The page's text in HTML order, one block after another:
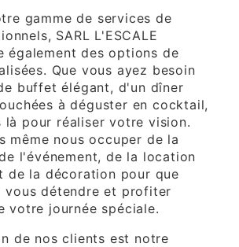
gamme de services de
SARL L'ESCALE
également des options de
Que vous ayez besoin
buffet élégant, d'un dîner
à déguster en cocktail,
là pour réaliser votre vision.
même nous occuper de la
l'événement, de la location
de la décoration pour que
vous détendre et profiter
votre journée spéciale.
de nos clients est notre